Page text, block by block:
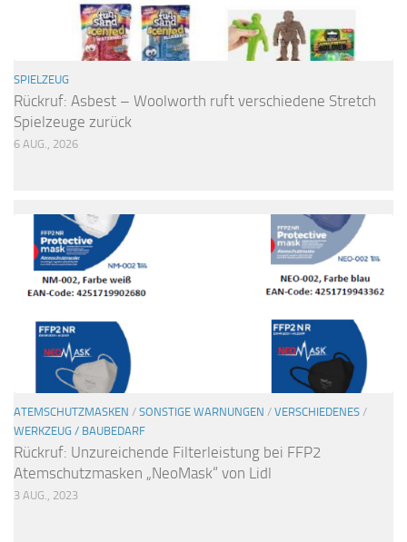
SPIELZEUG
Rückruf: Asbest – Woolworth ruft verschiedene Stretch
Spielzeuge zurück
6 AUG., 2026
ATEMSCHUTZMASKEN / SONSTIGE WARNUNGEN / VERSCHIEDENES /
WERKZEUG / BAUBEDARF
Rückruf: Unzureichende Filterleistung bei FFP2
Atemschutzmasken „NeoMask“ von Lidl
3 AUG., 2023